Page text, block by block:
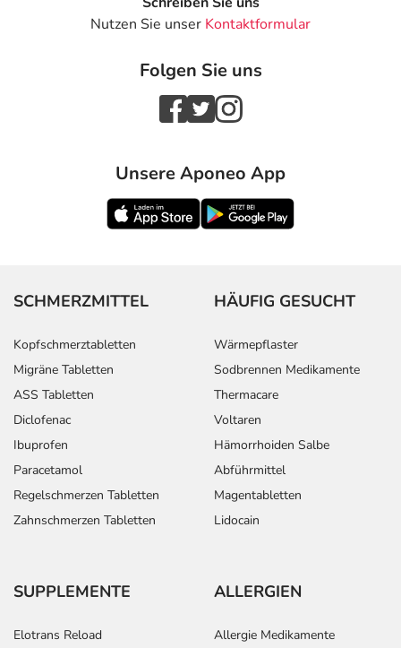
Nutzen Sie unser Kontaktformular
Folgen Sie uns
Unsere Aponeo App
SCHMERZMITTEL
Kopfschmerztabletten
Migräne Tabletten
ASS Tabletten
Diclofenac
Ibuprofen
Paracetamol
Regelschmerzen Tabletten
Zahnschmerzen Tabletten
HÄUFIG GESUCHT
Wärmepflaster
Sodbrennen Medikamente
Thermacare
Voltaren
Hämorrhoiden Salbe
Abführmittel
Magentabletten
Lidocain
SUPPLEMENTE
Elotrans Reload
ALLERGIEN
Allergie Medikamente